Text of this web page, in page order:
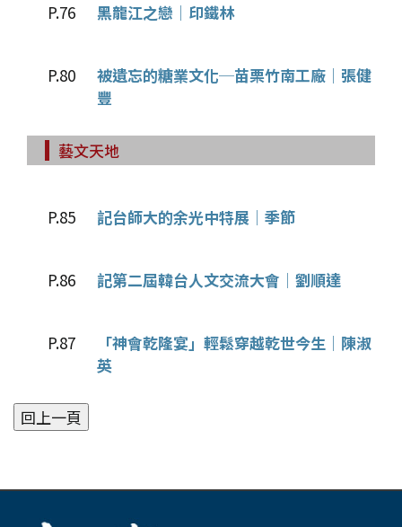
P.76 黑龍江之戀│印鐵林
P.80
被遺忘的糖業文化─苗栗竹南工廠│張健
豐
藝文天地
P.85 記台師大的余光中特展│季節
P.86 記第二屆韓台人文交流大會│劉順達
P.87
「神會乾隆宴」輕鬆穿越乾世今生│陳淑
英